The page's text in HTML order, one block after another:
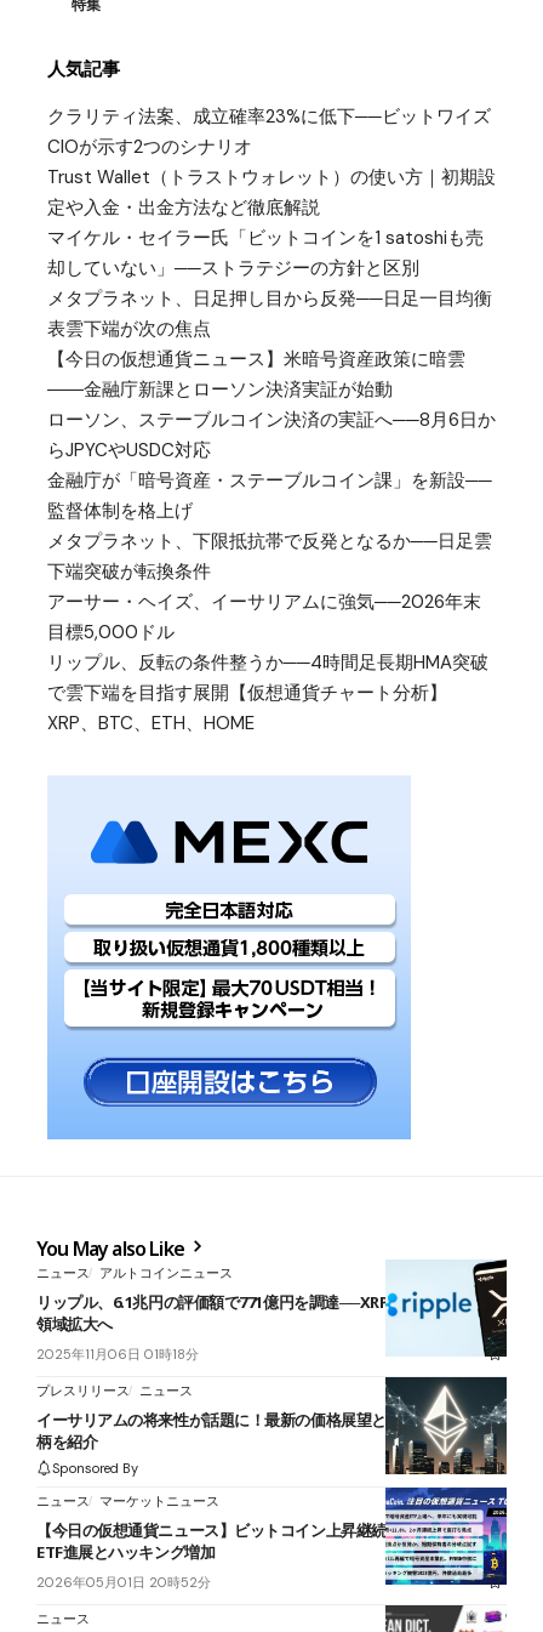
特集
人気記事
クラリティ法案、成立確率23%に低下──ビットワイズ
CIOが示す2つのシナリオ
Trust Wallet（トラストウォレット）の使い方｜初期設
定や入金・出金方法など徹底解説
マイケル・セイラー氏「ビットコインを1 satoshiも売
却していない」──ストラテジーの方針と区別
メタプラネット、日足押し目から反発──日足一目均衡
表雲下端が次の焦点
【今日の仮想通貨ニュース】米暗号資産政策に暗雲
――金融庁新課とローソン決済実証が始動
ローソン、ステーブルコイン決済の実証へ──8月6日か
らJPYCやUSDC対応
金融庁が「暗号資産・ステーブルコイン課」を新設──
監督体制を格上げ
メタプラネット、下限抵抗帯で反発となるか──日足雲
下端突破が転換条件
アーサー・ヘイズ、イーサリアムに強気──2026年末
目標5,000ドル
リップル、反転の条件整うか──4時間足長期HMA突破
で雲下端を目指す展開【仮想通貨チャート分析】
XRP、BTC、ETH、HOME
You May also Like
ニュース アルトコインニュース
リップル、6.1兆円の評価額で771億円を調達──XRP・RLUSDで決済
領域拡大へ
2025年11月06日 01時18分
プレスリリース ニュース
イーサリアムの将来性が話題に！最新の価格展望と次に来る関連銘
柄を紹介
Sponsored By
ニュース
マーケットニュース
【今日の仮想通貨ニュース】ビットコイン上昇継続の裏で警戒感｜
ETF進展とハッキング増加
2026年05月01日 20時52分
ニュース